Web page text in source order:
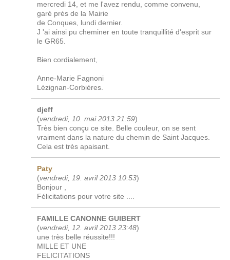
mercredi 14, et me l'avez rendu, comme convenu,
garé près de la Mairie
de Conques, lundi dernier.
J 'ai ainsi pu cheminer en toute tranquillité d'esprit sur
le GR65.
Bien cordialement,
Anne-Marie Fagnoni
Lézignan-Corbières.
djeff
(vendredi, 10. mai 2013 21:59)
Très bien conçu ce site. Belle couleur, on se sent
vraiment dans la nature du chemin de Saint Jacques.
Cela est très apaisant.
Paty
(vendredi, 19. avril 2013 10:53)
Bonjour ,
Félicitations pour votre site ....
FAMILLE CANONNE GUIBERT
(vendredi, 12. avril 2013 23:48)
une très belle réussite!!!
MILLE ET UNE
FELICITATIONS